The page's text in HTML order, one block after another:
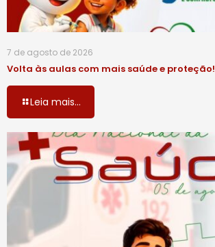
7 de agosto de 2026
Volta às aulas com mais saúde e proteção!
Leia mais...